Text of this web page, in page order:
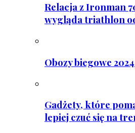
Relacja z Ironman
wygląda triathlon
Obozy biegowe 2024
Gadżety, które
lepiej czuć się na